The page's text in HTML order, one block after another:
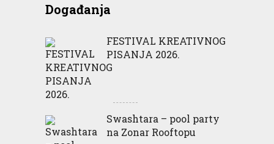
Događanja
FESTIVAL KREATIVNOG
PISANJA 2026.
Swashtara – pool party
na Zonar Rooftopu